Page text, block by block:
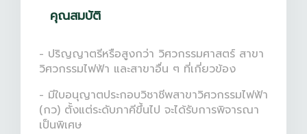
คุณสมบัติ
- ปริญญาตรีหรือสูงกว่า วิศวกรรมศาสตร์ สาขา
วิศวกรรมไฟฟ้า และสาขาอื่น ๆ ที่เกี่ยวข้อง
- มีใบอนุญาตประกอบวิชาชีพสาขาวิศวกรรมไฟฟ้า
(กว) ตั้งแต่ระดับภาคีขึ้นไป จะได้รับการพิจารณา
เป็นพิเศษ